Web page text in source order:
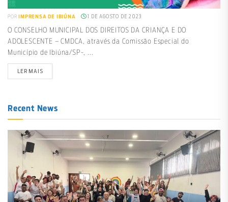
POR IMPRENSA DE IBIÚNA 1 DE AGOSTO DE 2023
O CONSELHO MUNICIPAL DOS DIREITOS DA CRIANÇA E DO
ADOLESCENTE – CMDCA, através da Comissão Especial do
Município de Ibiúna/SP-, ...
LER MAIS
Recent News